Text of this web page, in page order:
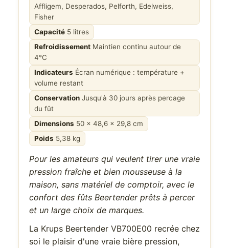
Affligem, Desperados, Pelforth, Edelweiss,
Fisher
Capacité 5 litres
Refroidissement Maintien continu autour de
4°C
Indicateurs Écran numérique : température +
volume restant
Conservation Jusqu'à 30 jours après percage
du fût
Dimensions 50 x 48,6 x 29,8 cm
Poids 5,38 kg
Pour les amateurs qui veulent tirer une vraie
pression fraîche et bien mousseuse à la
maison, sans matériel de comptoir, avec le
confort des fûts Beertender prêts à percer
et un large choix de marques.
La Krups Beertender VB700E00 recrée chez
soi le plaisir d'une vraie bière pression,